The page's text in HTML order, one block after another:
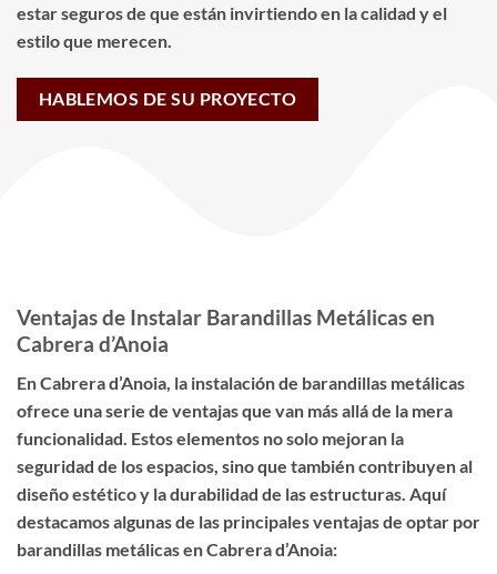
estar seguros de que están invirtiendo en la calidad y el
estilo que merecen.
HABLEMOS DE SU PROYECTO
Ventajas de Instalar Barandillas Metálicas en
Cabrera d’Anoia
En Cabrera d’Anoia, la instalación de barandillas metálicas
ofrece una serie de ventajas que van más allá de la mera
funcionalidad. Estos elementos no solo mejoran la
seguridad de los espacios, sino que también contribuyen al
diseño estético y la durabilidad de las estructuras. Aquí
destacamos algunas de las principales ventajas de optar por
barandillas metálicas en Cabrera d’Anoia: